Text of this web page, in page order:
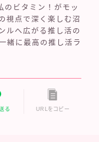
のビタミン！がモッ
視点で深く楽しむ沼
ルへ広がる推し活の
緒に最高の推し活ラ
る URLをコピー